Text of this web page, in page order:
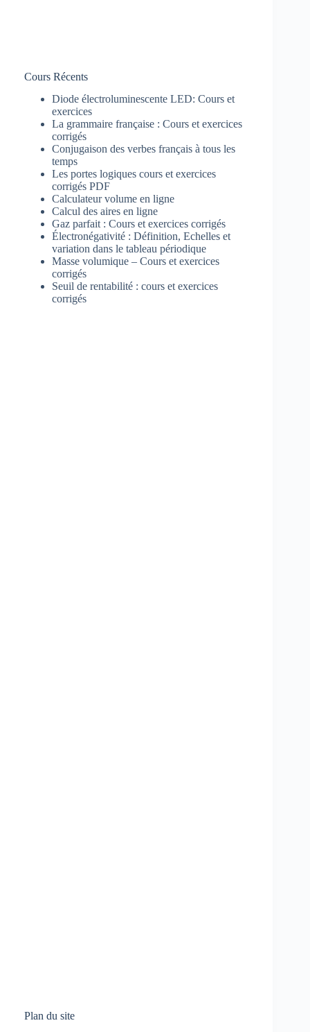
Cours Récents
Diode électroluminescente LED: Cours et
exercices
La grammaire française : Cours et exercices
corrigés
Conjugaison des verbes français à tous les
temps
Les portes logiques cours et exercices
corrigés PDF
Calculateur volume en ligne
Calcul des aires en ligne
Gaz parfait : Cours et exercices corrigés
Électronégativité : Définition, Echelles et
variation dans le tableau périodique
Masse volumique – Cours et exercices
corrigés
Seuil de rentabilité : cours et exercices
corrigés
Plan du site